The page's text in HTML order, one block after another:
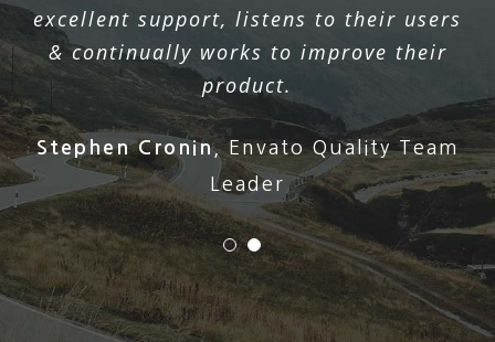
excellent support, listens to their users
& continually works to improve their
product.
Stephen Cronin,Envato Quality Team
Leader